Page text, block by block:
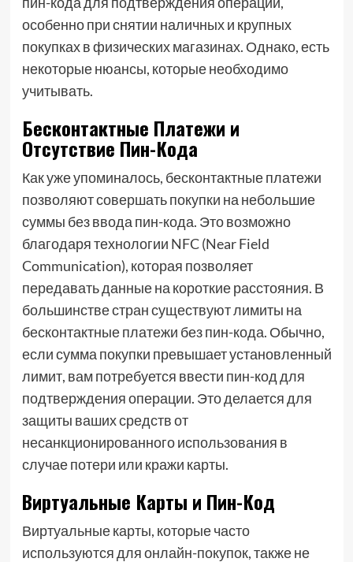
особенно при снятии наличных и крупных
покупках в физических магазинах. Однако, есть
некоторые нюансы, которые необходимо
учитывать.
Бесконтактные Платежи и
Отсутствие Пин-Кода
Как уже упоминалось, бесконтактные платежи
позволяют совершать покупки на небольшие
суммы без ввода пин-кода. Это возможно
благодаря технологии NFC (Near Field
Communication), которая позволяет
передавать данные на короткие расстояния. В
большинстве стран существуют лимиты на
бесконтактные платежи без пин-кода. Обычно,
если сумма покупки превышает установленный
лимит, вам потребуется ввести пин-код для
подтверждения операции. Это делается для
защиты ваших средств от
несанкционированного использования в
случае потери или кражи карты.
Виртуальные Карты и Пин-Код
Виртуальные карты, которые часто
используются для онлайн-покупок, также не